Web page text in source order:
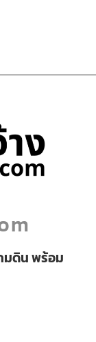
มดิน พร้อม